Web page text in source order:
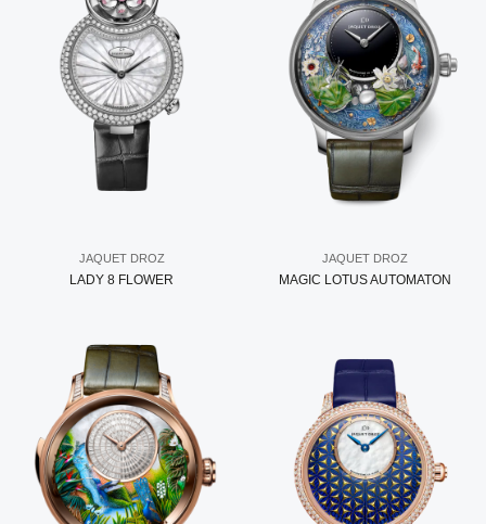
JAQUET DROZ
LADY 8 FLOWER
JAQUET DROZ
MAGIC LOTUS AUTOMATON